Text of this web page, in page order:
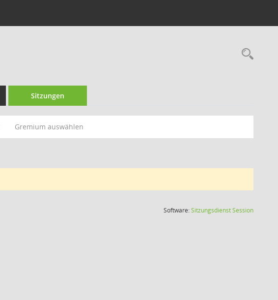
Sitzungen
Gremium auswählen
Software:SitzungsdienstSession(Wird in